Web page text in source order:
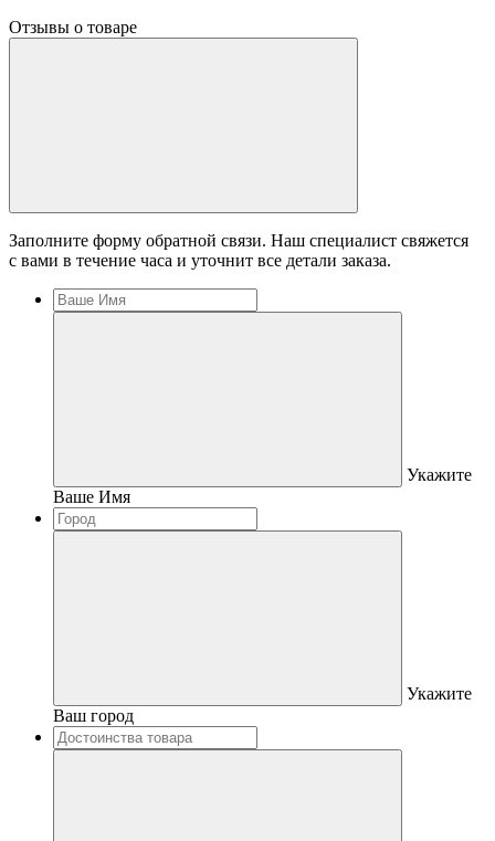
Отзывы о товаре
Заполните форму обратной связи. Наш специалист свяжется
с вами в течение часа и уточнит все детали заказа.
Укажите
Ваше Имя
Укажите
Ваш город